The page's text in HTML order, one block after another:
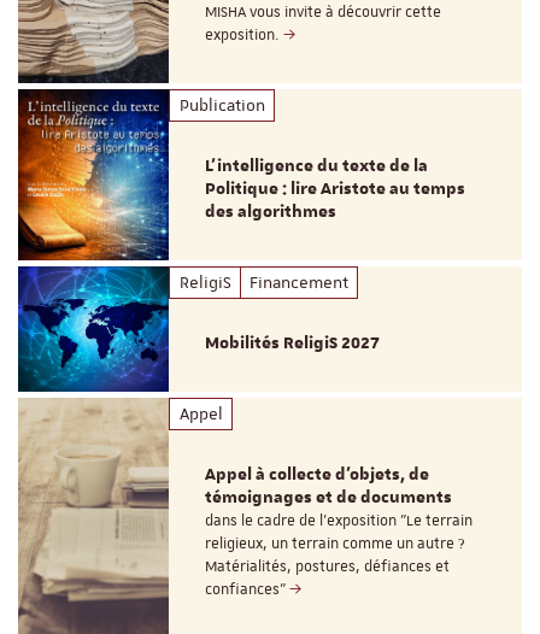
MISHA vous invite à découvrir cette
exposition.
Publication
L’intelligence du texte de la
Politique : lire Aristote au temps
des algorithmes
ReligiS Financement
Mobilités ReligiS 2027
Appel
Appel à collecte d'objets, de
témoignages et de documents
dans le cadre de l'exposition "Le terrain
religieux, un terrain comme un autre ?
Matérialités, postures, défiances et
confiances"